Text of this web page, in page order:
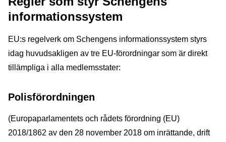
informationssystem
EU:s regelverk om Schengens informationssystem styrs
idag huvudsakligen av tre EU-förordningar som är direkt
tillämpliga i alla medlemsstater:
Polisförordningen
(Europaparlamentets och rådets förordning (EU)
2018/1862 av den 28 november 2018 om inrättande, drift